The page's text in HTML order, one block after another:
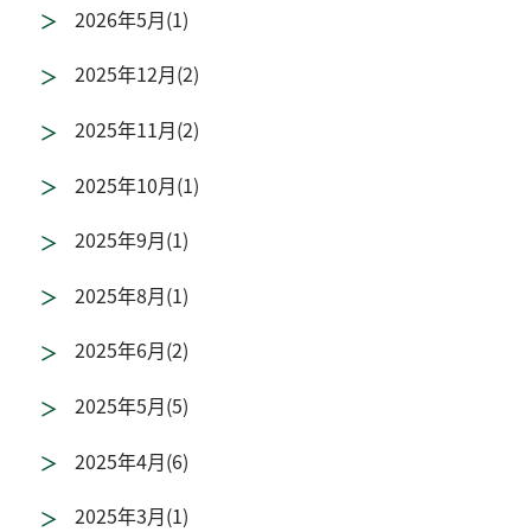
2026年5月(1)
2025年12月(2)
2025年11月(2)
2025年10月(1)
2025年9月(1)
2025年8月(1)
2025年6月(2)
2025年5月(5)
2025年4月(6)
2025年3月(1)